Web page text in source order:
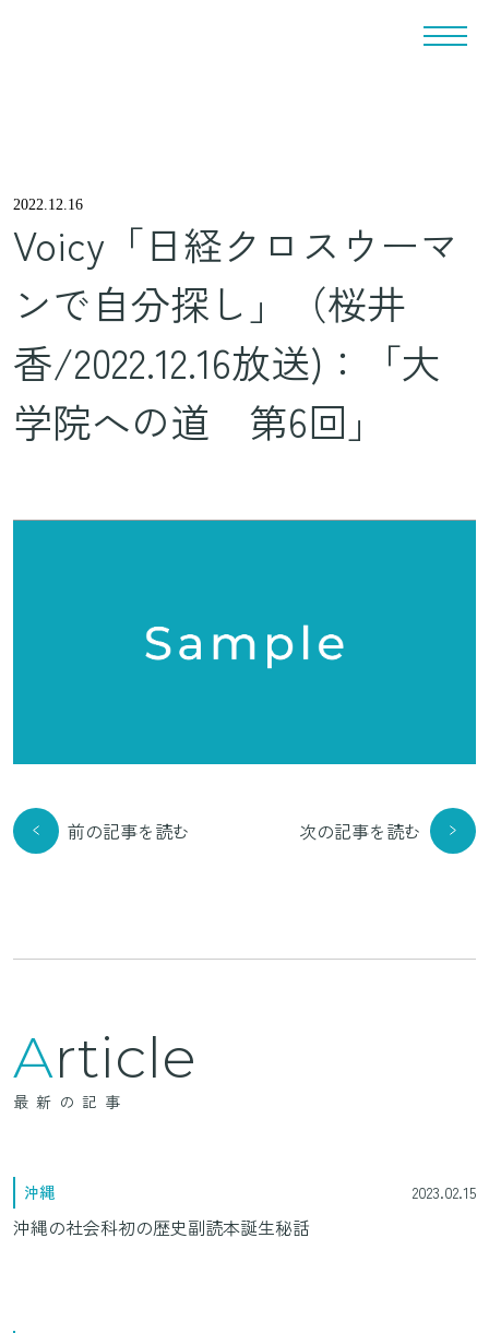
2022.12.16
Voicy「日経クロスウーマ
ンで自分探し」（桜井
香/2022.12.16放送)：「大
学院への道 第6回」
前の記事を読む 次の記事を読む
Article
最新の記事
沖縄 2023.02.15
沖縄の社会科初の歴史副読本誕生秘話